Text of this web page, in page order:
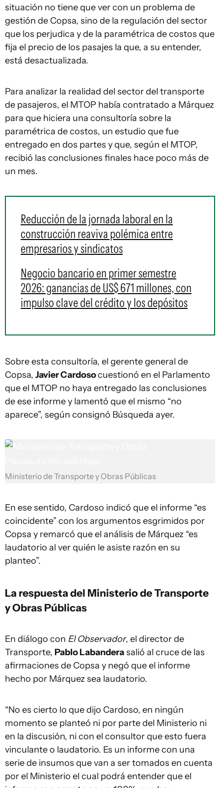
situación no tiene que ver con un problema de
gestión de Copsa, sino de la regulación del sector
que los perjudica y de la paramétrica de costos que
fija el precio de los pasajes la que, a su entender,
está desactualizada.
Para analizar la realidad del sector del transporte
de pasajeros, el MTOP había contratado a Márquez
para que hiciera una consultoría sobre la
paramétrica de costos, un estudio que fue
entregado en dos partes y que, según el MTOP,
recibió las conclusiones finales hace poco más de
un mes.
Reducción de la jornada laboral en la
construcción reaviva polémica entre
empresarios y sindicatos
Negocio bancario en primer semestre
2026: ganancias de US$ 671 millones, con
impulso clave del crédito y los depósitos
Sobre esta consultoría, el gerente general de
Copsa, Javier Cardosocuestionó en el Parlamento
que el MTOP no haya entregado las conclusiones
de ese informe y lamentó que el mismo “no
aparece”, según consignó Búsqueda ayer.
Ministerio de Transporte y Obras Públicas
En ese sentido, Cardoso indicó que el informe “es
coincidente” con los argumentos esgrimidos por
Copsa y remarcó que el análisis de Márquez “es
laudatorio al ver quién le asiste razón en su
planteo”.
La respuesta del Ministerio de Transporte
y Obras Públicas
En diálogo con El Observador, el director de
Transporte, Pablo Labanderasalió al cruce de las
afirmaciones de Copsa y negó que el informe
hecho por Márquez sea laudatorio.
“No es cierto lo que dijo Cardoso, en ningún
momento se planteó ni por parte del Ministerio ni
en la discusión, ni con el consultor que esto fuera
vinculante o laudatorio. Es un informe con una
serie de insumos que van a ser tomados en cuenta
por el Ministerio el cual podrá entender que el